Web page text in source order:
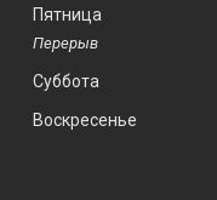
Пятница
Суббота
Воскресенье